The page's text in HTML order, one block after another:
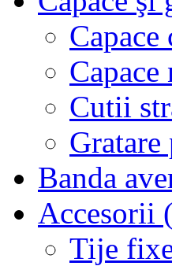
Capace
Capace
Cutii
Banda
Accesorii
Tije